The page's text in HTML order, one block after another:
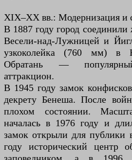
XIX–XX вв.: Модернизация и
В 1887 году город соединили
Весели-над-Лужницей и
узкоколейка (760 мм) в
Обратань —
аттракцион.
В 1945 году замок
декрету Бенеша. После
плохом состоянии.
началась в 1976 году и
замок открыли для публики
году исторический центр